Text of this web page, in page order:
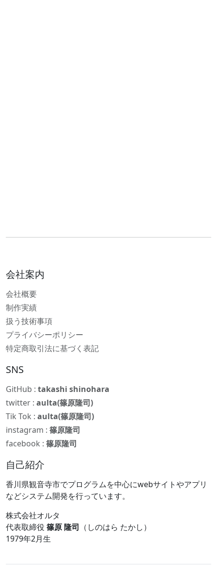
会社案内
会社概要
制作実績
扱う技術事項
プライバシーポリシー
特定商取引法に基づく表記
SNS
GitHub : takashi shinohara
twitter : aulta(篠原隆司)
Tik Tok : aulta(篠原隆司)
instagram : 篠原隆司
facebook : 篠原隆司
自己紹介
香川県観音寺市でプログラムを中心にwebサイトやアプリ
などシステム開発を行っています。
株式会社オルタ
代表取締役 篠原 隆司 （しのはら たかし）
1979年2月生